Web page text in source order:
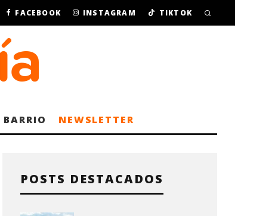
FACEBOOK INSTAGRAM TIKTOK
NEWSLETTER
POSTS DESTACADOS